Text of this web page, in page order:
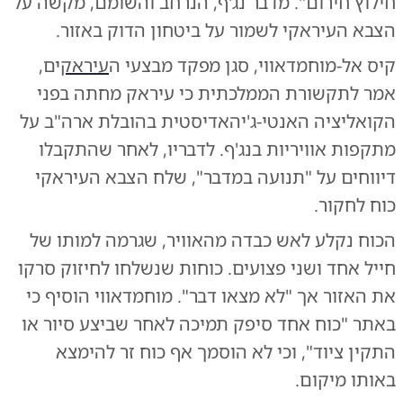
הצבא העיראקי לשמור על ביטחון הדוק באזור.
קיס אל-מוחמדאווי, סגן מפקד מבצעי העיראקים,
אמר לתקשורת הממלכתית כי עיראק מחתה בפני
הקואליציה האנטי-ג'יהאדיסטית בהובלת ארה"ב על
מתקפות אוויריות בנג'ף. לדבריו, לאחר שהתקבלו
דיווחים על "תנועה במדבר", שלח הצבא העיראקי
כוח לחקור.
הכוח נקלע לאש כבדה מהאוויר, שגרמה למותו של
חייל אחד ושני פצועים. כוחות שנשלחו לחיזוק סרקו
את האזור אך "לא מצאו דבר". מוחמדאווי הוסיף כי
באתר "כוח אחד סיפק תמיכה לאחר שביצע סיור או
התקין ציוד", וכי לא הוסמך אף כוח זר להימצא
באותו מיקום.